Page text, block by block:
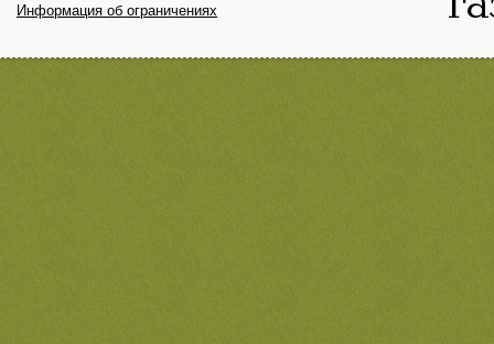
Информация об ограничениях